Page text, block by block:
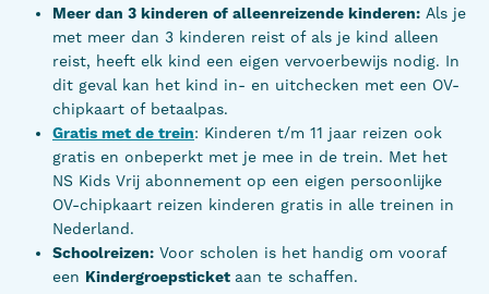
Meer dan 3 kinderen of alleenreizende kinderen: Als je
met meer dan 3 kinderen reist of als je kind alleen
reist, heeft elk kind een eigen vervoerbewijs nodig. In
dit geval kan het kind in- en uitchecken met een OV-
chipkaart of betaalpas.
Gratis met de trein: Kinderen t/m 11 jaar reizen ook
gratis en onbeperkt met je mee in de trein. Met het
NS Kids Vrij abonnement op een eigen persoonlijke
OV-chipkaart reizen kinderen gratis in alle treinen in
Nederland.
Schoolreizen: Voor scholen is het handig om vooraf
een Kindergroepsticket aan te schaffen.